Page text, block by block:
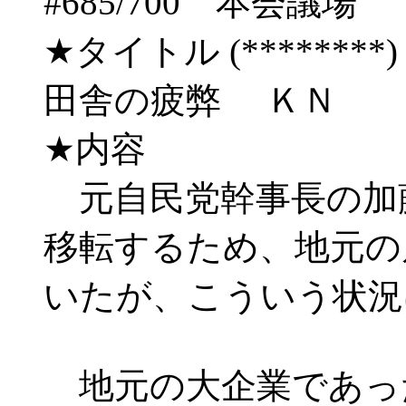
★タイトル (********)
田舎の疲弊 ＫＮ
★内容
元自民党幹事長の加
移転するため、地元
いたが、こういう状
地元の大企業であっ